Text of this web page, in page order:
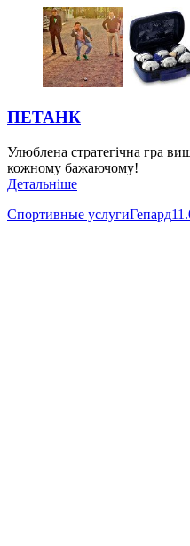
ПЕТАНК
Улюблена стратегічна гра
кожному бажаючому!
Детальніше
Спортивные услугиГепард